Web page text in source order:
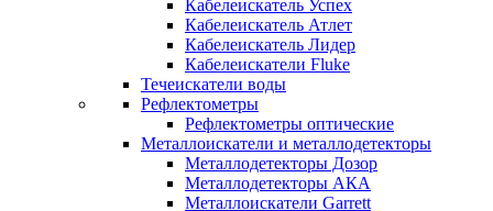
Кабелеискатель Успех
Кабелеискатель Атлет
Кабелеискатель Лидер
Кабелеискатели Fluke
Течеискатели воды
Рефлектометры
Рефлектометры оптические
Металлоискатели и металлодетекторы
Металлодетекторы Дозор
Металлодетекторы АКА
Металлоискатели Garrett